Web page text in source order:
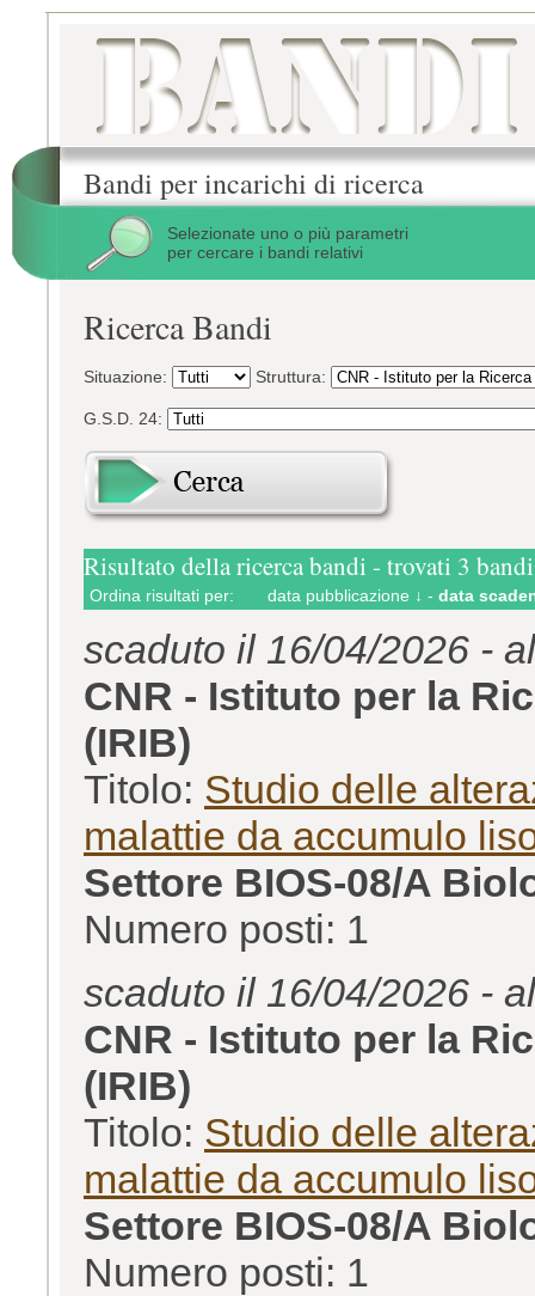
Bandi per incarichi di ricerca
Selezionate uno o più parametri
per cercare i bandi relativi
Ricerca Bandi
Situazione: Struttura:
G.S.D. 24:
Risultato della ricerca bandi - trovati 3 bandi
Ordina risultati per: data pubblicazione ↓ - data
scaduto il 16/04/2026 -
CNR - Istituto per la
(IRIB)
Titolo: Studio delle
malattie da accumulo
Settore BIOS-08/A
Numero posti: 1
scaduto il 16/04/2026 -
CNR - Istituto per la
(IRIB)
Titolo: Studio delle
malattie da accumulo
Settore BIOS-08/A
Numero posti: 1